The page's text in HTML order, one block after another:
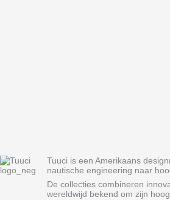
Tuuci is een Amerikaans
nautische engineering naar
De collecties combineren
wereldwijd bekend om zijn